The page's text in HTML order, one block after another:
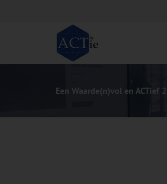
Een Waarde(n)vol en ACTief